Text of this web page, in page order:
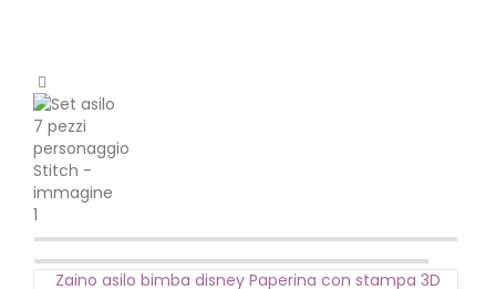
Zaino asilo bimba disney Paperina con stampa 3D